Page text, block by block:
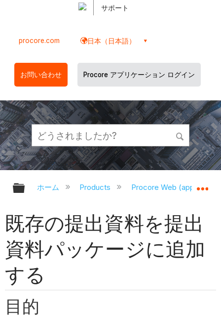
サポート
procore.com 日本（日本語）
お問い合わせ Procore アプリケーション ログイン
グローバル階層を展開/折りたたむ
ホーム Products Procore Web
既存の提出資料を提出
資料パッケージに追加
する
目的